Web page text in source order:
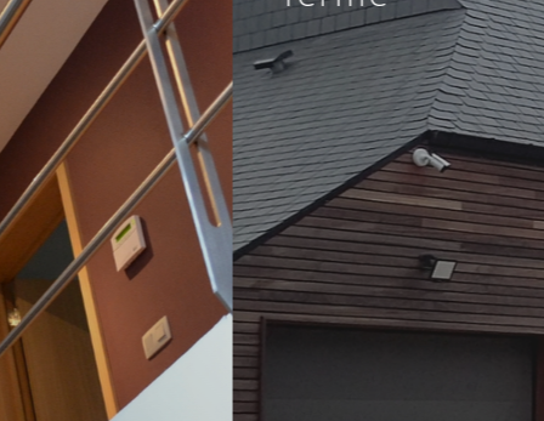
VOIR LE PROJET